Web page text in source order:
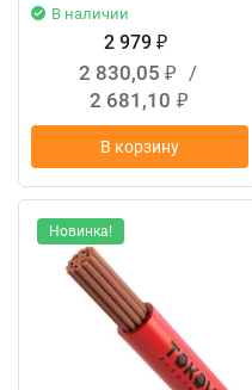
В наличии
2 979 ₽
2 830,05 ₽
/
2 681,10 ₽
В корзину
Новинка!